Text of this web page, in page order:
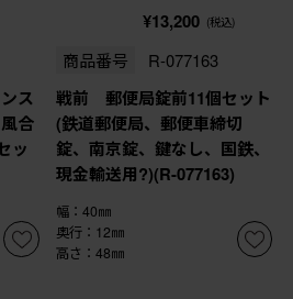
ス
合
ッ
¥13,200 (税込)
商品番号 R-077163
戦前 郵便局錠前11個セット
(鉄道郵便局、郵便車締切
錠、南京錠、鍵なし、国鉄、
現金輸送用?)(R-077163)
幅：40㎜
奥行：12㎜
高さ：48㎜